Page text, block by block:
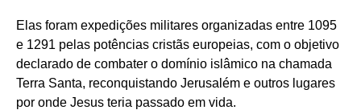
Elas foram expedições militares organizadas entre 1095
e 1291 pelas potências cristãs europeias, com o objetivo
declarado de combater o domínio islâmico na chamada
Terra Santa, reconquistando Jerusalém e outros lugares
por onde Jesus teria passado em vida.